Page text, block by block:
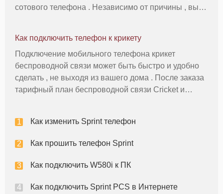
сотового телефона . Независимо от причины , вы
обратиться непосредственно S
Как подключить телефон к крикету
Подключение мобильного телефона крикет
беспроводной связи может быть быстро и удобно
сделать , не выходя из вашего дома . После заказа
тарифный план беспроводной связи Cricket и
или сделать поездку в Cricket Wirel
Как изменить Sprint телефон
Как прошить телефон Sprint
Как подключить W580i к ПК
Как подключить Sprint PCS в Интернете